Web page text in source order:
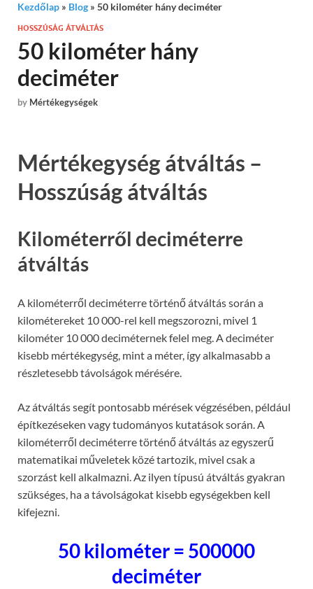
Kezdőlap » Blog » 50 kilométer hány deciméter
HOSSZÚSÁG ÁTVÁLTÁS
50 kilométer hány
deciméter
by Mértékegységek
Mértékegység átváltás –
Hosszúság átváltás
Kilométerről deciméterre
átváltás
A kilométerről deciméterre történő átváltás során a
kilométereket 10 000-rel kell megszorozni, mivel 1
kilométer 10 000 deciméternek felel meg. A deciméter
kisebb mértékegység, mint a méter, így alkalmasabb a
részletesebb távolságok mérésére.
Az átváltás segít pontosabb mérések végzésében, például
építkezéseken vagy tudományos kutatások során. A
kilométerről deciméterre történő átváltás az egyszerű
matematikai műveletek közé tartozik, mivel csak a
szorzást kell alkalmazni. Az ilyen típusú átváltás gyakran
szükséges, ha a távolságokat kisebb egységekben kell
kifejezni.
50 kilométer = 500000
deciméter